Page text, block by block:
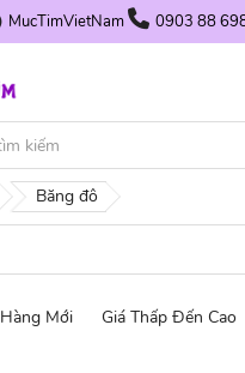
MucTimVietNam 0903 88
Băng đô
Hàng Mới Giá Thấp Đến Cao